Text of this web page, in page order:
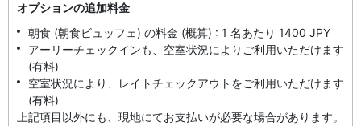
オプションの追加料金
朝食 (朝食ビュッフェ) の料金 (概算) : 1 名あたり 1400 JPY
アーリーチェックインも、空室状況によりご利用いただけます
(有料)
空室状況により、レイトチェックアウトをご利用いただけます
(有料)
上記項目以外にも、現地にてお支払いが必要な場合があります。